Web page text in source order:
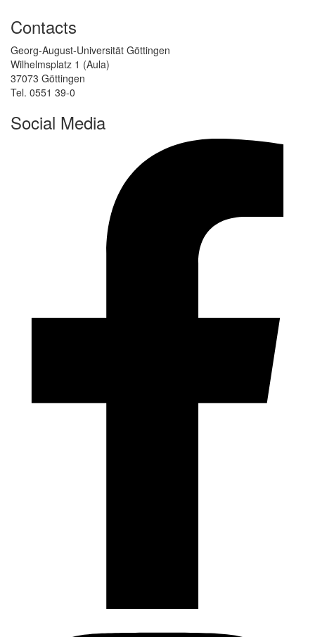
Contacts
Georg-August-Universität Göttingen
Wilhelmsplatz 1 (Aula)
37073 Göttingen
Tel. 0551 39-0
Social Media